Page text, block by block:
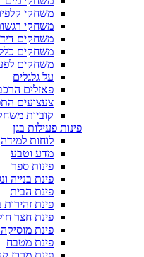
משחקי
משחקי
משחקים
משחקים
משחקים
על גלגלים
פאזלים
צעצועים
קוביות
פינות פעילות בגן
לוחות למידה
מדע וטבע
פינות ספר
פינת בנייה
פינת הבית
פינת
פינת חצר
פינת
פינת מטבח